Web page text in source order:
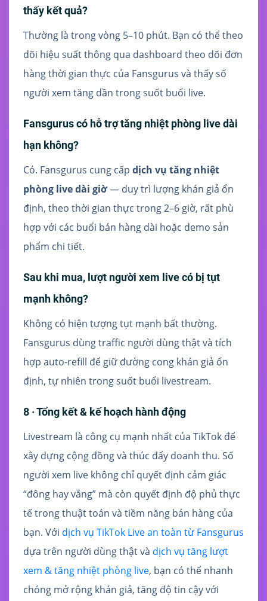
thấy kết quả?
Thường là trong vòng 5–10 phút. Bạn có thể theo
dõi hiệu suất thông qua dashboard theo dõi đơn
hàng thời gian thực của Fansgurus và thấy số
người xem tăng dần trong suốt buổi live.
Fansgurus có hỗ trợ tăng nhiệt phòng live dài
hạn không?
Có. Fansgurus cung cấp dịch vụ tăng nhiệt
phòng live dài giờ— duy trì lượng khán giả ổn
định, theo thời gian thực trong 2–6 giờ, rất phù
hợp với các buổi bán hàng dài hoặc demo sản
phẩm chi tiết.
Sau khi mua, lượt người xem live có bị tụt
mạnh không?
Không có hiện tượng tụt mạnh bất thường.
Fansgurus dùng traffic người dùng thật và tích
hợp auto-refill để giữ đường cong khán giả ổn
định, tự nhiên trong suốt buổi livestream.
8 · Tổng kết & kế hoạch hành động
Livestream là công cụ mạnh nhất của TikTok để
xây dựng cộng đồng và thúc đẩy doanh thu. Số
người xem live không chỉ quyết định cảm giác
“đông hay vắng” mà còn quyết định độ phủ thực
tế trong thuật toán và tiềm năng bán hàng của
bạn. Với dịch vụ TikTok Live an toàn từ Fansgurus
dựa trên người dùng thật và dịch vụ tăng lượt
xem & tăng nhiệt phòng live, bạn có thể nhanh
chóng mở rộng khán giả, tăng độ tin cậy với